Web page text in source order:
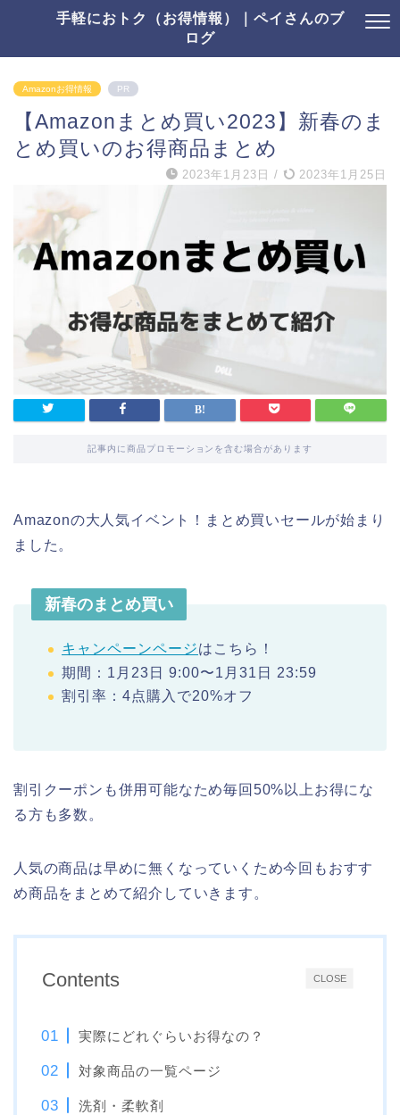
手軽におトク（お得情報）｜ペイさんのブ
ログ
Amazonお得情報 PR
【Amazonまとめ買い2023】新春のま
とめ買いのお得商品まとめ
2023年1月23日 / 2023年1月25日
記事内に商品プロモーションを含む場合があります
Amazonの大人気イベント！まとめ買いセールが始まり
ました。
新春のまとめ買い
キャンペーンページはこちら！
期間：1月23日 9:00〜1月31日 23:59
割引率：4点購入で20%オフ
割引クーポンも併用可能なため毎回50%以上お得にな
る方も多数。
人気の商品は早めに無くなっていくため今回もおすす
め商品をまとめて紹介していきます。
CLOSE
Contents
実際にどれぐらいお得なの？
対象商品の一覧ページ
洗剤・柔軟剤